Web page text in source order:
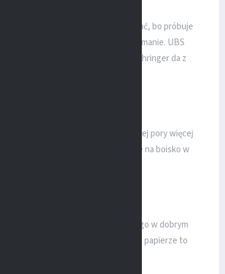
Boehringer Ingelheim ma o co grać, bo próbuje
końcówka sezonu zapewni utrzymanie. UBS
jednak zmotywowany Boehringer da z
Schaeffler, który zgromadził do tej pory więcej
będzie jednak miało przełożenie na boisko w
końcówce sezonu to zakończenie go w dobrym
wygrała w tym sezonie tylko raz i na papierze to
nie takie niespodzianki!